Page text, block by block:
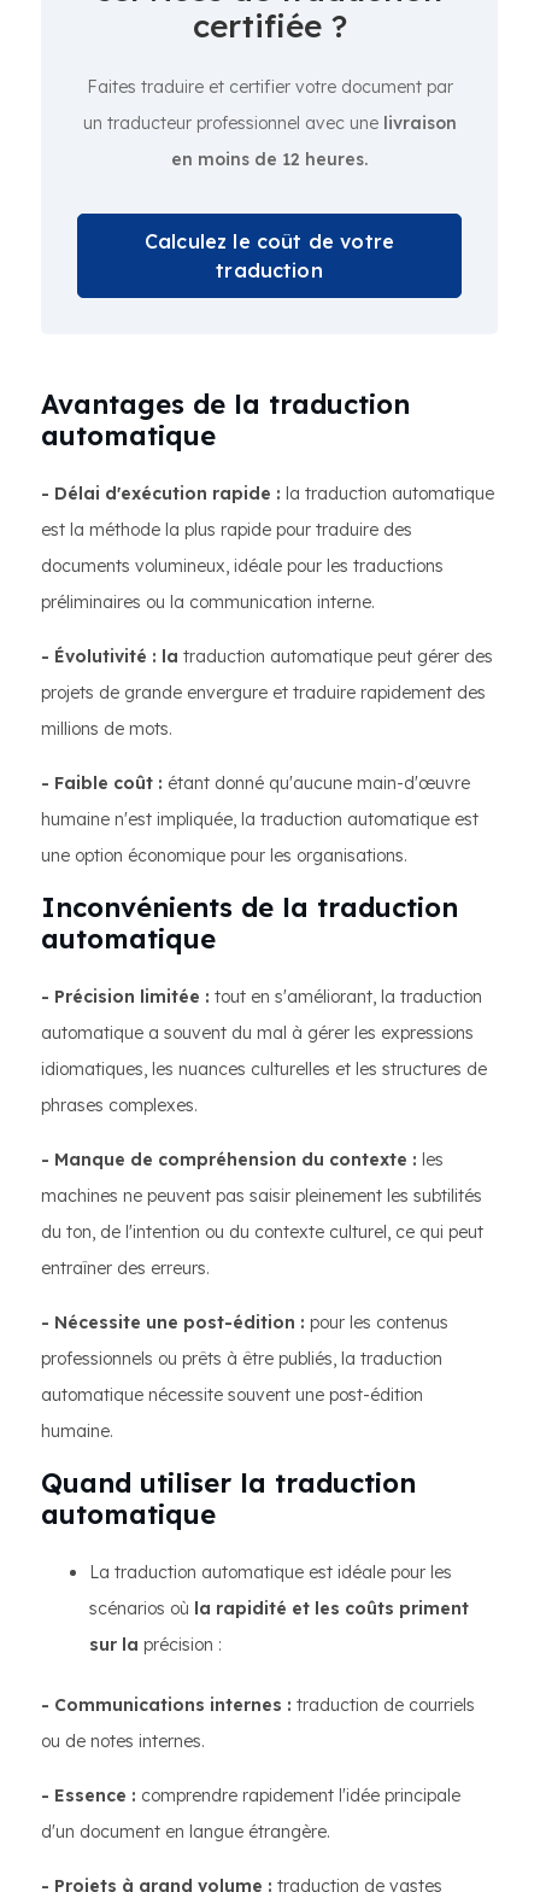
certifiée ?
Faites traduire et certifier votre document par
un traducteur professionnel avec une livraison
en moins de 12 heures.
Calculez le coût de votre
traduction
Avantages de la traduction
automatique
- Délai d'exécution rapide : la traduction automatique
est la méthode la plus rapide pour traduire des
documents volumineux, idéale pour les traductions
préliminaires ou la communication interne.
- Évolutivité : la traduction automatique peut gérer des
projets de grande envergure et traduire rapidement des
millions de mots.
- Faible coût : étant donné qu'aucune main-d'œuvre
humaine n'est impliquée, la traduction automatique est
une option économique pour les organisations.
Inconvénients de la traduction
automatique
- Précision limitée : tout en s'améliorant, la traduction
automatique a souvent du mal à gérer les expressions
idiomatiques, les nuances culturelles et les structures de
phrases complexes.
- Manque de compréhension du contexte : les
machines ne peuvent pas saisir pleinement les subtilités
du ton, de l'intention ou du contexte culturel, ce qui peut
entraîner des erreurs.
- Nécessite une post-édition : pour les contenus
professionnels ou prêts à être publiés, la traduction
automatique nécessite souvent une post-édition
humaine.
Quand utiliser la traduction
automatique
La traduction automatique est idéale pour les
scénarios où la rapidité et les coûts priment
sur la précision :
- Communications internes : traduction de courriels
ou de notes internes.
- Essence : comprendre rapidement l'idée principale
d'un document en langue étrangère.
- Projets à grand volume : traduction de vastes